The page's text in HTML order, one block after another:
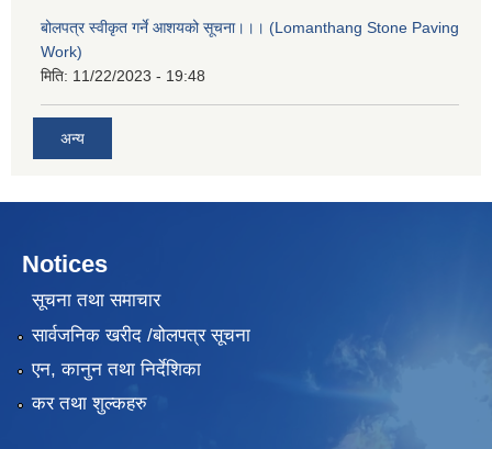
बोलपत्र स्वीकृत गर्ने आशयको सूचना।।। (Lomanthang Stone Paving
Work)
मिति: 11/22/2023 - 19:48
अन्य
Notices
सूचना तथा समाचार
सार्वजनिक खरीद /बोलपत्र सूचना
एन, कानुन तथा निर्देशिका
कर तथा शुल्कहरु